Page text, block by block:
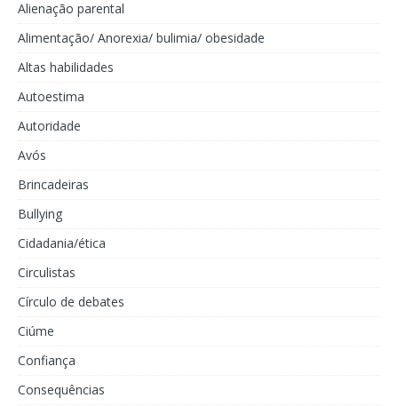
Alienação parental
Alimentação/ Anorexia/ bulimia/ obesidade
Altas habilidades
Autoestima
Autoridade
Avós
Brincadeiras
Bullying
Cidadania/ética
Circulistas
Círculo de debates
Ciúme
Confiança
Consequências